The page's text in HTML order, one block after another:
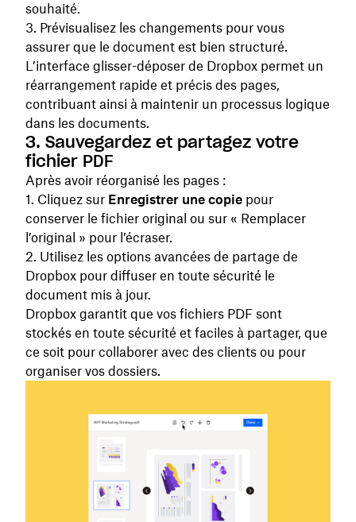
souhaité.
Prévisualisez les changements pour vous
assurer que le document est bien structuré.
L’interface glisser-déposer de Dropbox permet un
réarrangement rapide et précis des pages,
contribuant ainsi à maintenir un processus logique
dans les documents.
3. Sauvegardez et partagez votre
fichier PDF
Après avoir réorganisé les pages :
Cliquez sur Enregistrer une copie pour
conserver le fichier original ou sur « Remplacer
l’original » pour l’écraser.
Utilisez les options avancées de partage de
Dropbox pour diffuser en toute sécurité le
document mis à jour.
Dropbox garantit que vos fichiers PDF sont
stockés en toute sécurité et faciles à partager, que
ce soit pour collaborer avec des clients ou pour
organiser vos dossiers.